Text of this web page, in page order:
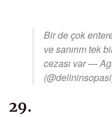
Bir de çok
ve sanırım tek
cezası var —
29.